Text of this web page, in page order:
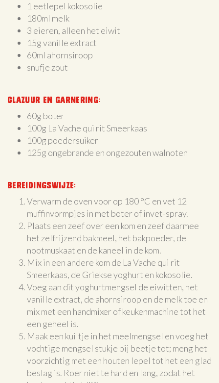
1 eetlepel kokosolie
180ml melk
3 eieren, alleen het eiwit
15g vanille extract
60ml ahornsiroop
snufje zout
Glazuur en garnering:
60g boter
100g La Vache qui rit Smeerkaas
100g poedersuiker
125g ongebrande en ongezouten walnoten
Bereidingswijze:
Verwarm de oven voor op 180 °C en vet 12
muffinvormpjes in met boter of invet-spray.
Plaats een zeef over een kom en zeef daarmee
het zelfrijzend bakmeel, het bakpoeder, de
nootmuskaat en de kaneel in de kom.
Mix in een andere kom de La Vache qui rit
Smeerkaas, de Griekse yoghurt en kokosolie.
Voeg aan dit yoghurtmengsel de eiwitten, het
vanille extract, de ahornsiroop en de melk toe en
mix met een handmixer of keukenmachine tot het
een geheel is.
Maak een kuiltje in het meelmengsel en voeg het
vochtige mengsel stukje bij beetje tot; meng het
voorzichtig met een houten lepel tot het een glad
beslag is. Roer niet te hard en lang, zodat het